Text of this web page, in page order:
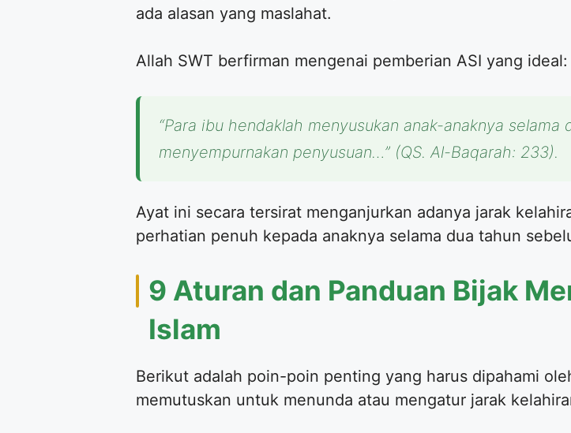
ada alasan yang maslahat.
Allah SWT berfirman mengenai pemberian ASI yang ideal:
“Para ibu hendaklah menyusukan anak-anaknya
menyempurnakan penyusuan…” (QS. Al-Baqarah: 233).
Ayat ini secara tersirat menganjurkan adanya jarak
perhatian penuh kepada anaknya selama dua tahun
9 Aturan dan Panduan Bijak
Islam
Berikut adalah poin-poin penting yang harus dipahami
memutuskan untuk menunda atau mengatur jarak